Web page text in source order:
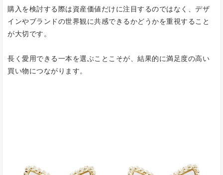
購入を検討する際は資産価値だけに注目するのではなく、デザ
インやブランドの世界観に共感できるかどうかを重視すること
が大切です。
長く愛用できる一本を選ぶことこそが、結果的に満足度の高い
買い物につながります。